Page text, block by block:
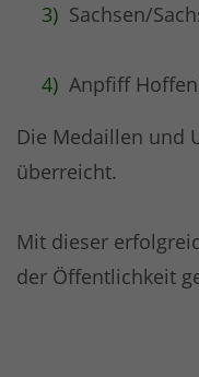
Sachsen/
Anpfiff
Die Medaillen und
überreicht.
Mit dieser
der Öffentlichkeit